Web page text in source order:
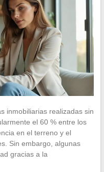
inmobiliarias realizadas sin
el 60 % entre los
en el terreno y el
Sin embargo, algunas
gracias a la